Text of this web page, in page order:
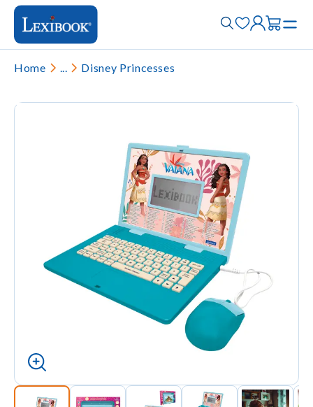
Home ... Disney Princesses